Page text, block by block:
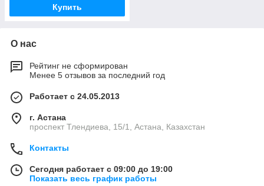
Купить
О нас
Рейтинг не сформирован
Менее 5 отзывов за последний год
Работает с 24.05.2013
г. Астана
проспект Тлендиева, 15/1, Астана, Казахстан
Контакты
Сегодня работает с 09:00 до 19:00
Показать весь график работы